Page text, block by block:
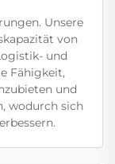
Unsere
von
und
Fähigkeit,
und
wodurch sich